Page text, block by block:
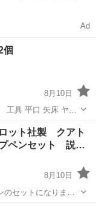
Ad
個
8月10日
ット社製 クアト
ペンセット 説…
8月10日
のセットになりま